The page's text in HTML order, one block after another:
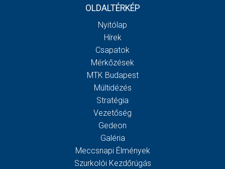
OLDALTÉRKÉP
Nyitólap
Hírek
Csapatok
Mérkőzések
MTK Budapest
Múltidézés
Stratégia
Vezetőség
Gedeon
Galéria
Meccsnapi Élmények
Szurkolói Kezdőrúgás